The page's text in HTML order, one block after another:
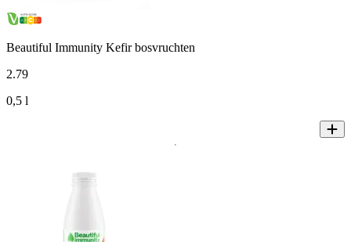
Beautiful Immunity Kefir bosvruchten
2.79
0,5 l